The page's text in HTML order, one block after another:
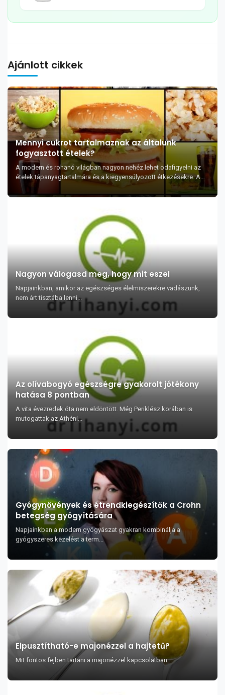
Ajánlott cikkek
Mennyi cukrot tartalmaznak az általunk
fogyasztott ételek?
A modern és rohanó világban nagyon nehéz lehet odafigyelni az
ételek tápanyagtartalmára és a kiegyensúlyozott étkezésekre. A
cukor is egy nagyon fontos táp...
Nagyon válogasd meg, hogy mit eszel
Napjainkban, amikor az egészséges élelmiszerekre vadászunk,
nem árt tisztába lenni...
Az olívabogyó egészségre gyakorolt jótékony
hatása 8 pontban
A vita évezredek óta nem eldöntött. Még Periklész korában is
mutogattak az Athéni...
Gyógynövények és étrendkiegészítők a Crohn
betegség gyógyítására
Napjainkban a modern gyógyászat gyakran kombinálja a
gyógyszeres kezelést a term...
Elpusztítható-e majonézzel a hajtetű?
Mit fontos fejben tartani a majonézzel kapcsolatban: